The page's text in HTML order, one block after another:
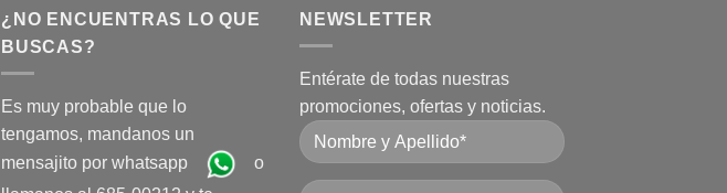
¿NO ENCUENTRAS LO QUE
BUSCAS?
Es muy probable que lo
tengamos, mandanos un
mensajito por whatsapp
o
NEWSLETTER
Entérate de todas nuestras
promociones, ofertas y noticias.